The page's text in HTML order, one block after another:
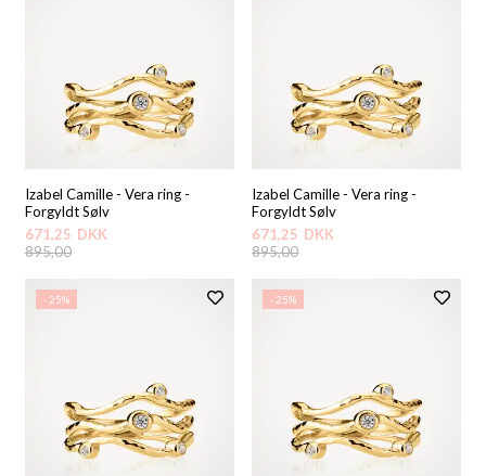
Izabel Camille - Vera ring -
Forgyldt Sølv
671,25 DKK
895,00
Izabel Camille - Vera ring -
Forgyldt Sølv
671,25 DKK
895,00
- 25% - 25%